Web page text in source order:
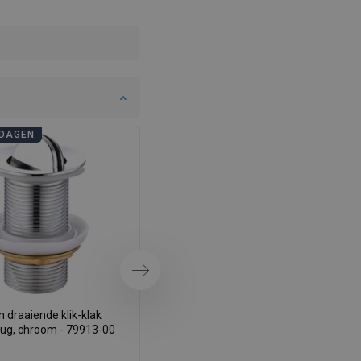
draaiende klik-klak
chroom - 79913-00
Volgende
SLOVENIAN